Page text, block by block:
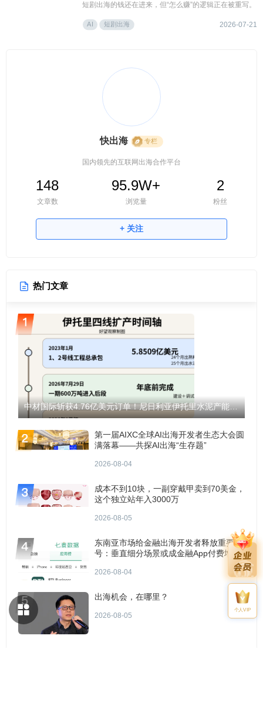
短剧出海的钱还在进来，但“怎么赚”的逻辑正在被重写。
AI 短剧出海 2026-07-21
快出海 专栏
国内领先的互联网出海合作平台
148
文章数
95.9W+
浏览量
2
粉丝
+ 关注
热门文章
中材国际斩获4.76亿美元订单！尼日利亚伊托里水泥产能将翻倍至1200万吨！
第一届AIXC全球AI出海开发者生态大会圆
满落幕——共探AI出海“生存题”
2026-08-04
成本不到10块，一副穿戴甲卖到70美金，
这个独立站年入3000万
2026-08-05
东南亚市场给金融出海开发者释放重要信
号：垂直细分场景或成金融App付费增长
2026-08-04
出海机会，在哪里？
2026-08-05
个人VIP